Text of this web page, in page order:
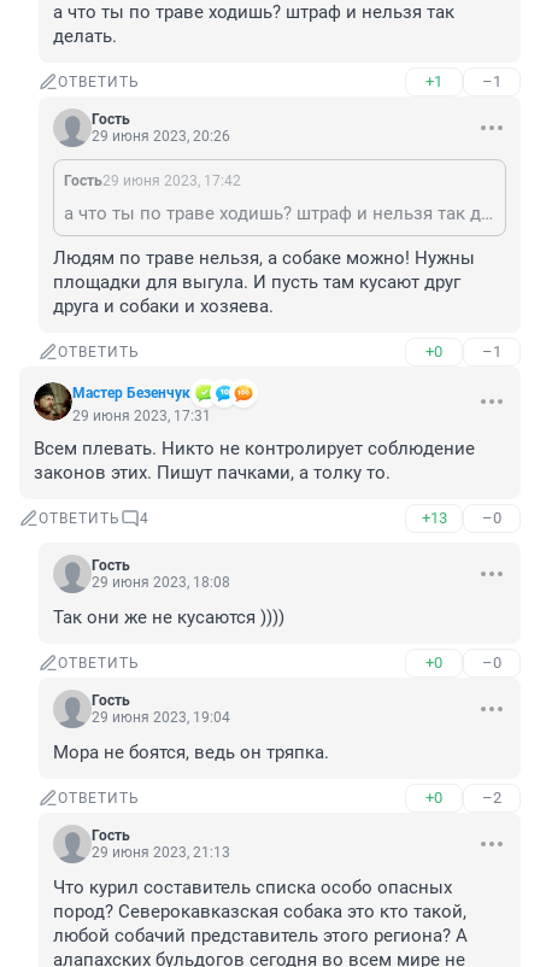
а что ты по траве ходишь? штраф и нельзя так
делать.
ОТВЕТИТЬ +1 –1
Гость
29 июня 2023, 20:26
Гость29 июня 2023, 17:42
а что ты по траве ходишь? штраф и нельзя так делать.
Людям по траве нельзя, а собаке можно! Нужны
площадки для выгула. И пусть там кусают друг
друга и собаки и хозяева.
ОТВЕТИТЬ +0 –1
Мастер Безенчук
29 июня 2023, 17:31
Всем плевать. Никто не контролирует соблюдение
законов этих. Пишут пачками, а толку то.
ОТВЕТИТЬ 4 +13 –0
Гость
29 июня 2023, 18:08
Так они же не кусаются ))))
ОТВЕТИТЬ +0 –0
Гость
29 июня 2023, 19:04
Мора не боятся, ведь он тряпка.
ОТВЕТИТЬ +0 –2
Гость
29 июня 2023, 21:13
Что курил составитель списка особо опасных
пород? Северокавказская собака это кто такой,
любой собачий представитель этого региона? А
алапахских бульдогов сегодня во всем мире не